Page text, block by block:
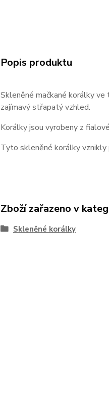
Popis produktu
Skleněné mačkané korálky
zajímavý střapatý vzhled.
Korálky jsou vyrobeny z
Tyto skleněné korálky vznikly
Zboží zařazeno v
Skleněné korálky